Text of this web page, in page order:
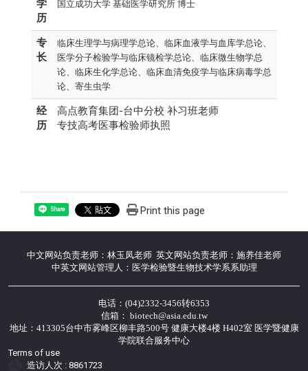
学
历
国立成功大学 基础医学研究所 博士
专
长
临床生理学与病理学总论、 临床血液学与血库学总论、
医学分子检验学与临床镜检学总论、 临床微生物学总
论、 临床生化学总论、 临床血清免疫学与临床病毒学总
论、 寄生虫学
经
历
高点教育集团-台中分校 补习班老师
专技高考医事检验师执照
Share Print this page
中文网站负责老师：林玉凤老师 英文网站负责老师：施养佳老师
中英文网站管理人：医学检验暨生物技术学系系助理
电话：(04)2332-3456转6353
信箱： biotech@asia.edu.tw
地址：413305台中市雾峰区柳丰路500号 健康大楼4楼 H402室 医学暨健康
学院联合服务中心
Terms of use
造访人次 : 8861723